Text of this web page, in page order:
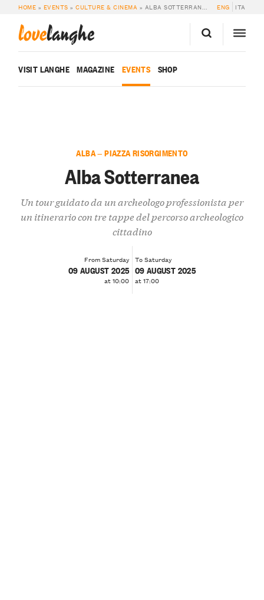
HOME » EVENTS »CULTURE & CINEMA » ALBA SOTTERRANEA ENG ITA
lovelanghe
VISIT LANGHE MAGAZINE EVENTS SHOP
ALBA — PIAZZA RISORGIMENTO
Alba Sotterranea
Un tour guidato da un archeologo professionista per
un itinerario con tre tappe del percorso archeologico
cittadino
From Saturday
09 AUGUST 2025
at 10:00
To Saturday
09 AUGUST 2025
at 17:00